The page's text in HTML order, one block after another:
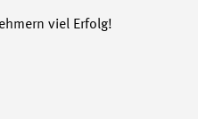
viel Erfolg!